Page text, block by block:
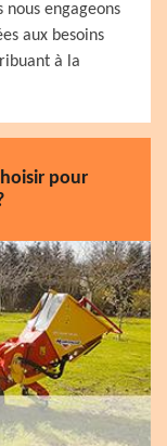
nous engageons
aux besoins
à la
pour